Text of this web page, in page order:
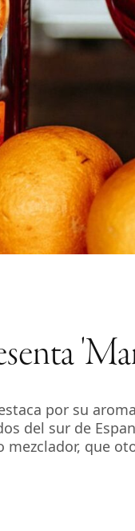
por su
del sur de
mezclador, que